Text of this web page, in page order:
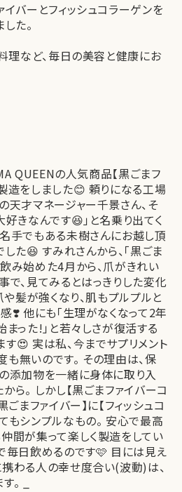
イバーとフィッシュコラーゲンを
た。
料理など、毎日の美容と健康にお
QUEENの人気商品【黒ごまフ
造をしました😊 頼りになる工場
天才マネージャー千景さん、そ
好きなんです😆」と名乗り出てく
手でもある未樹さんにお越し頂
た😆 すみれさんから、「黒ごま
み始めた4月から、爪がきれい
で、見てみるとはっきりした変化
髪が強くなり、肌もプルプルと
❣️ 他にも「生理がなくなって2年
まった!」と若々しさが復活する
😍 実は私、今までサプリメント
無いのです。 その理由は、保
添加物を一緒に身体に取り入
ら。 しかし【黒ごまファイバーコ
ごまファイバー】に【フィッシュコ
もシンプルなもの。 安心で最高
間が集って楽しく製造をしてい
毎日飲めるのです🩷 目には見え
わる人の幸せ度合い(波動)は、
。 _